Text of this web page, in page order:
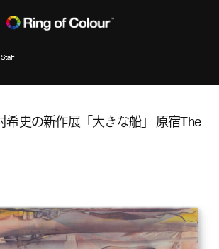
史の新作展「大きな船」 原宿The